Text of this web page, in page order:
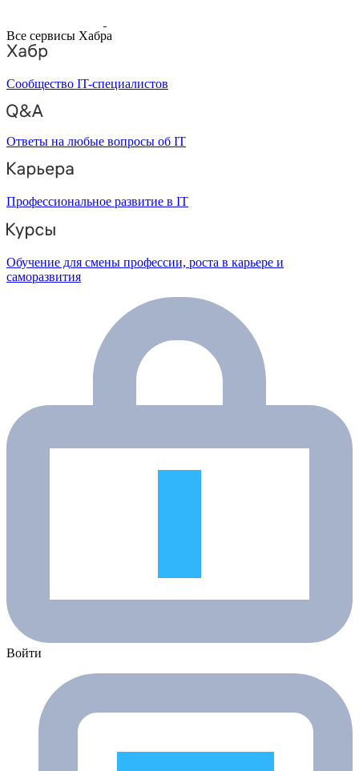
Все сервисы Хабра
Сообщество IT-специалистов
Ответы на любые вопросы об IT
Профессиональное развитие в IT
Обучение для смены профессии, роста в карьере и
саморазвития
Войти